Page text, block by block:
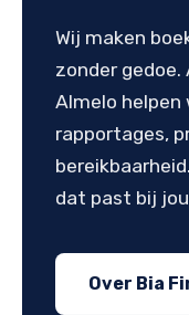
Wij maken
zonder
Almelo helpen
rapportages,
dat past bij
Over Bia